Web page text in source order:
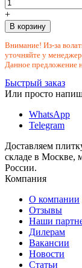
+
В корзину
Внимание! Из-за
уточняйте у
Данное предложение
Быстрый заказ
Или просто
WhatsApp
Telegram
Доставляем
складе в Москве,
России.
Компания
О компании
Отзывы
Наши
Дилерам
Вакансии
Новости
Статьи